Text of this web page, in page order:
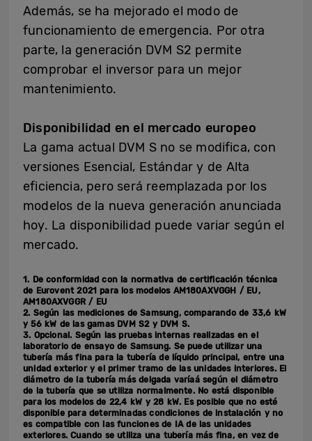
Además, se ha mejorado el modo de
funcionamiento de emergencia. Por otra
parte, la generación DVM S2 permite
comprobar el inversor para un mejor
mantenimiento.
Disponibilidad en el mercado europeo
La gama actual DVM S no se modifica, con
versiones Esencial, Estándar y de Alta
eficiencia, pero será reemplazada por los
modelos de la nueva generación anunciada
hoy. La disponibilidad puede variar según el
mercado.
1. De conformidad con la normativa de certificación técnica
de Eurovent 2021 para los modelos AM180AXVGGH / EU,
AM180AXVGGR / EU
2. Según las mediciones de Samsung, comparando de 33,6 kW
y 56 kW de las gamas DVM S2 y DVM S.
3. Opcional. Según las pruebas internas realizadas en el
laboratorio de ensayo de Samsung. Se puede utilizar una
tubería más fina para la tubería de líquido principal, entre una
unidad exterior y el primer tramo de las unidades interiores. El
diámetro de la tubería más delgada varíaá según el diámetro
de la tubería que se utiliza normalmente. No está disponible
para los modelos de 22,4 kW y 28 kW. Es posible que no esté
disponible para determinadas condiciones de instalación y no
es compatible con las funciones de IA de las unidades
exteriores. Cuando se utiliza una tubería más fina, en vez de